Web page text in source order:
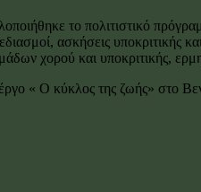
το πολιτιστικό
ασκήσεις υποκριτικής
χορού και υποκριτικής,
« Ο κύκλος της ζωής» στο